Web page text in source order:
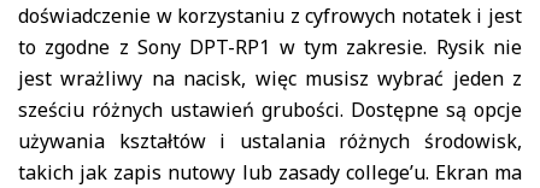
doświadczenie w korzystaniu z cyfrowych notatek i jest
to zgodne z Sony DPT-RP1 w tym zakresie. Rysik nie
jest wrażliwy na nacisk, więc musisz wybrać jeden z
sześciu różnych ustawień grubości. Dostępne są opcje
używania kształtów i ustalania różnych środowisk,
takich jak zapis nutowy lub zasady college’u. Ekran ma